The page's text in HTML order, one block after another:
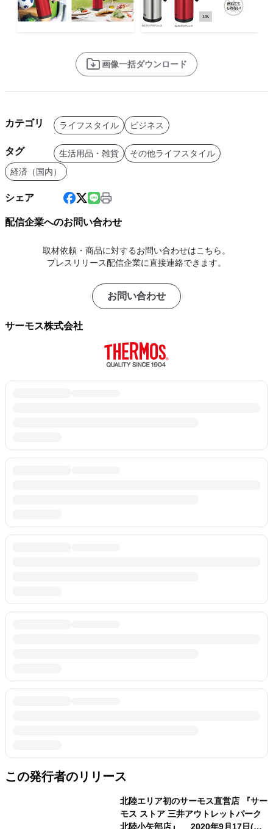
画像一括ダウンロード
カテゴリ ライフスタイル ビジネス
タグ 生活用品・雑貨
その他ライフスタイル
経済（国内）
シェア
配信企業へのお問い合わせ
取材依頼・商品に対するお問い合わせはこちら。
プレスリリース配信企業に直接連絡できます。
お問い合わせ
サーモス株式会社
この発行者のリリース
北陸エリア初のサーモス直営店 『サー
モス ストア 三井アウトレットパーク
北陸小矢部店』 2020年9月17日(木)